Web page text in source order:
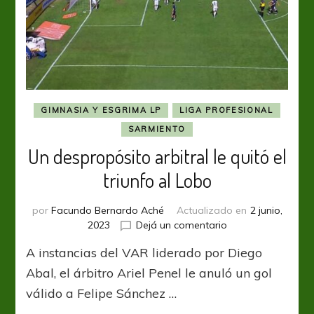
GIMNASIA Y ESGRIMA LP
LIGA PROFESIONAL
SARMIENTO
Un despropósito arbitral le quitó el
triunfo al Lobo
por Facundo Bernardo Aché Actualizado en 2 junio,
2023
Dejá un comentarioen
despropósito
arbitral
A instancias del VAR liderado por Diego
Abal, el árbitro Ariel Penel le anuló un gol
válido a Felipe Sánchez …